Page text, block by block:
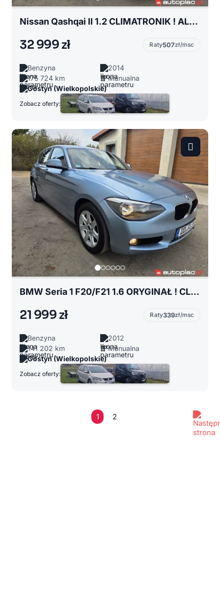
Nissan Qashqai II 1.2 CLIMATRONIK ! ALU ! KAMERA ! Opłacony z Niemiec !!!
32 999 zł Raty507zł/msc
Benzyna
2014
175 724 km
Manualna
Gostyń (Wielkopolskie)
Zobacz oferty:
BMW Seria 1 F20/F21 1.6 ORYGINAŁ ! CLIMATRONIK ! ALU ! OPŁACONY Z NIEMIEC !!!
21 999 zł Raty339zł/msc
Benzyna
2012
141 202 km
Manualna
Gostyń (Wielkopolskie)
Zobacz oferty:
1 2